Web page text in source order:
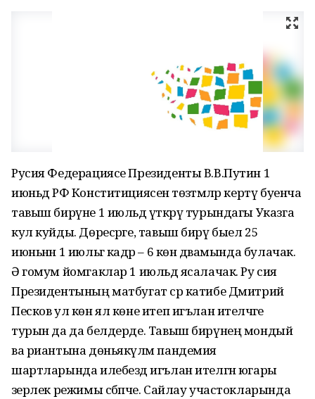
Русия Федерациясе Президенты В.В.Путин 1
июньдә РФ Конститициясенә төзәтмәләр кертү буенча
тавыш бирүне 1 июльдә үткәрү турындагы Указга
кул куйды. Дөресрәге, тавыш бирү быел 25
июньнән 1 июльгә кадәр – 6 көн дәвамында булачак.
Ә гомум йомгаклар 1 июльдә ясалачак. Ру сия
Президентының матбугат сәр катибе Дмитрий
Песков ул көн ял көне итеп игълан ителәчәге
турын да да белдерде. Тавыш бирүнең мондый
ва риантына дөньякүләм пандемия
шартларында илебездә игълан ителгән югары
әзерлек режимы сәбәпче. Сайлау участокларында